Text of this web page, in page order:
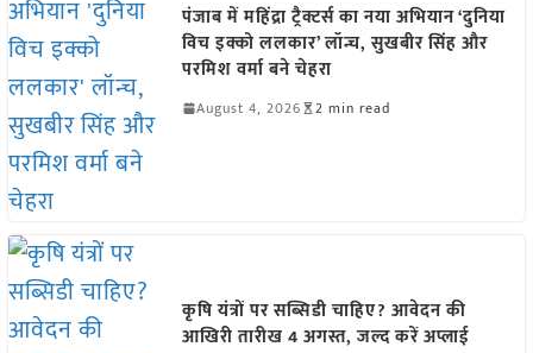
पंजाब में महिंद्रा ट्रैक्टर्स का नया अभियान ‘दुनिया
विच इक्को ललकार’ लॉन्च, सुखबीर सिंह और
परमिश वर्मा बने चेहरा
August 4, 2026 2 min read
कृषि यंत्रों पर सब्सिडी चाहिए? आवेदन की
आखिरी तारीख 4 अगस्त, जल्द करें अप्लाई